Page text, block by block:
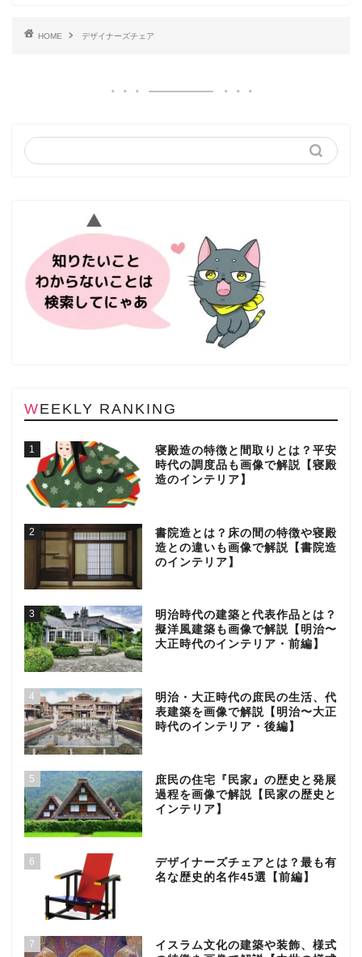
HOME デザイナーズチェア
WEEKLY RANKING
1
寝殿造の特徴と間取りとは？平安
時代の調度品も画像で解説【寝殿
造のインテリア】
2
書院造とは？床の間の特徴や寝殿
造との違いも画像で解説【書院造
のインテリア】
3
明治時代の建築と代表作品とは？
擬洋風建築も画像で解説【明治〜
大正時代のインテリア・前編】
4
明治・大正時代の庶民の生活、代
表建築を画像で解説【明治〜大正
時代のインテリア・後編】
5
庶民の住宅『民家』の歴史と発展
過程を画像で解説【民家の歴史と
インテリア】
6
デザイナーズチェアとは？最も有
名な歴史的名作45選【前編】
7
イスラム文化の建築や装飾、様式